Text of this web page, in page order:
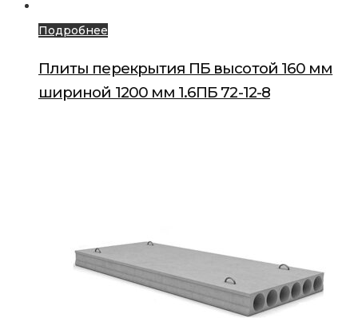
Подробнее
Плиты перекрытия ПБ высотой 160 мм
шириной 1200 мм 1.6ПБ 72-12-8